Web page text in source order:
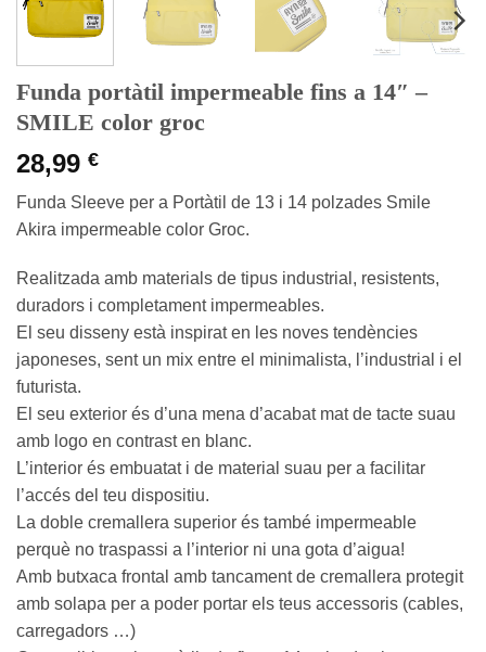
Funda portàtil impermeable fins a 14″ –
SMILE color groc
28,99 €
Funda Sleeve per a Portàtil de 13 i 14 polzades Smile
Akira impermeable color Groc.
Realitzada amb materials de tipus industrial, resistents,
duradors i completament impermeables.
El seu disseny està inspirat en les noves tendències
japoneses, sent un mix entre el minimalista, l’industrial i el
futurista.
El seu exterior és d’una mena d’acabat mat de tacte suau
amb logo en contrast en blanc.
L’interior és embuatat i de material suau per a facilitar
l’accés del teu dispositiu.
La doble cremallera superior és també impermeable
perquè no traspassi a l’interior ni una gota d’aigua!
Amb butxaca frontal amb tancament de cremallera protegit
amb solapa per a poder portar els teus accessoris (cables,
carregadors …)